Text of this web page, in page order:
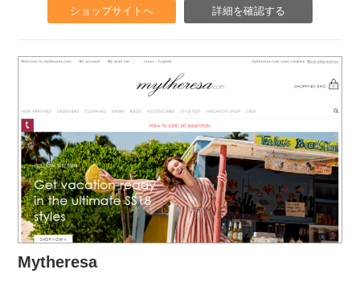
ショップサイトへ 詳細を確認する
Mytheresa